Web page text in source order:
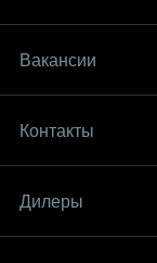
Вакансии
Контакты
Дилеры